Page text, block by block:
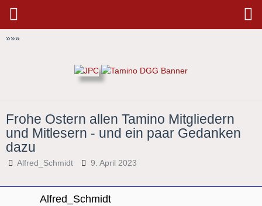
»»»
Frohe Ostern allen Tamino Mitgliedern
und Mitlesern - und ein paar Gedanken
dazu
Alfred_Schmidt 9. April 2023
Alfred_Schmidt